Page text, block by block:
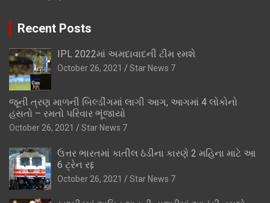
Recent Posts
IPL 2022માં અમદાવાદની ટીમ રમશે
October 26, 2021 Star News 7
જૂની ત્રણ માળની બિલ્ડીંગમાં લાગી આગ, આગમાં 4 લોકોનો
હસતો – રમતો પરિવાર ભૂંજાયો
October 26, 2021 Star News 7
ઉત્તર ભારતમાં કાતીલ ઠંડીના કારણે 2 મહિના માટે આ
6 ટ્રેન રદ્દ
October 26, 2021 Star News 7